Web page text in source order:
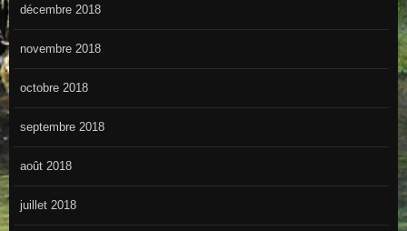
décembre 2018
novembre 2018
octobre 2018
septembre 2018
août 2018
juillet 2018